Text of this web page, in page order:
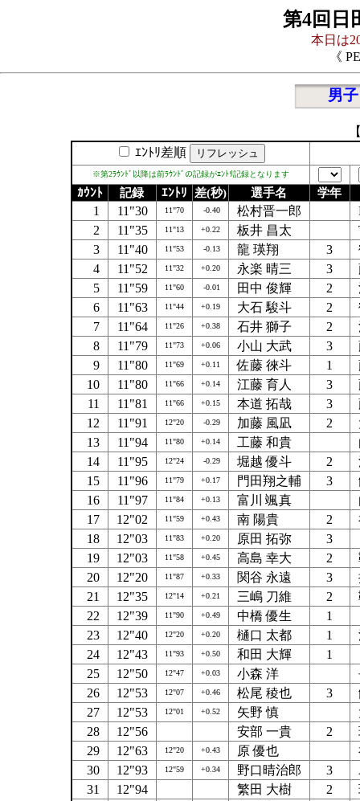
第4回
本日は
《
男子
ｴﾝﾄﾘ差順
※第2ﾗｳﾝﾄﾞ以降は前ﾗｳﾝﾄﾞの記録がｴﾝﾄﾘ記録となります
ｶｳﾝﾄ 記録 ｴﾝﾄﾘ 差(秒) 選手名 学年
1 11"30 11"70 -0.40 松村晋一郎
2
11"35 11"13 +0.22 板井 昌太
3
11"40 11"53 -0.13 龍 瑛翔 3
4
11"52 11"32 +0.20 永楽 晴三 3
5
11"59 11"60 -0.01 田中 俊輝 2
6
11"63 11"44 +0.19 大石 駿斗 2
7
11"64 11"26 +0.38 石井 獅子 2
8
11"79 11"73 +0.06 小山 大武 3
9
11"80 11"69 +0.11 佐藤 徠斗 1
10
11"80 11"66 +0.14 江藤 育人 3
11
11"81 11"66 +0.15 本道 拓哉 3
12
11"91 12"20 -0.29 加藤 風凪 2
13
11"94 11"80 +0.14 工藤 和貴
14
11"95 12"24 -0.29 堀越 優斗 2
15
11"96 11"79 +0.17 門田翔之輔 3
16
11"97 11"84 +0.13 富川 颯真
17
12"02 11"59 +0.43 南 陽貴 2
18
12"03 11"83 +0.20 原田 拓弥 3
19
12"03 11"58 +0.45 高島 幸大 2
20
12"20 11"87 +0.33 関谷 永遠 3
21
12"35 12"14 +0.21 三嶋 刀維 2
22
12"39 11"90 +0.49 中橋 優生 1
23
12"40 12"20 +0.20 樋口 太都 1
24
12"43 11"93 +0.50 和田 大輝 1
25
12"50 12"47 +0.03 小森 洋
26
12"53 12"07 +0.46 松尾 稜也 3
27
12"53 12"01 +0.52 矢野 慎
28
12"56 安部 一貴 2
29
12"63 12"20 +0.43 原 優也
30
12"93 12"59 +0.34 野口晴治郎 3
31
12"94 繁田 大樹 2